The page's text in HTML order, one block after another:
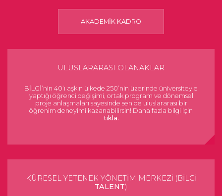
AKADEMİK KADRO
ULUSLARARASI OLANAKLAR
BİLGİ’nin 40’ı aşkın ülkede 250’nin üzerinde üniversiteyle
yaptığı öğrenci değişimi, ortak program ve dönemsel
proje anlaşmaları sayesinde sen de uluslararası bir
öğrenim deneyimi kazanabilirsin! Daha fazla bilgi için
tıkla.
KÜRESEL YETENEK YÖNETİM MERKEZİ (BİLGİ
TALENT)